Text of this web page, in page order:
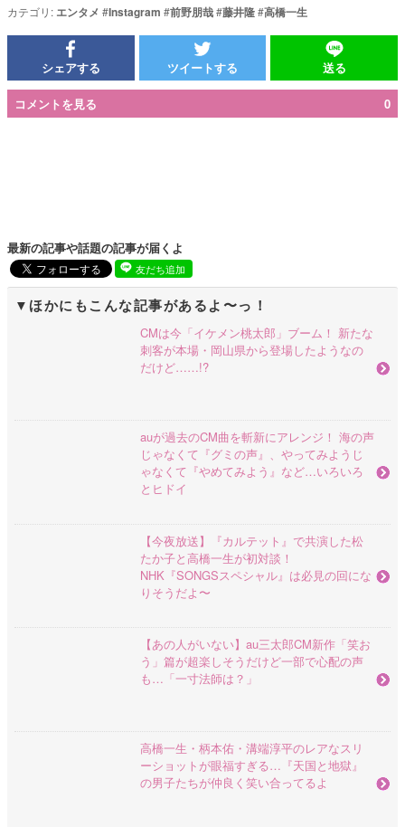
カテゴリ: エンタメ #Instagram #前野朋哉#藤井隆#高橋一生
シェアする ツイートする 送る
コメントを見る 0
最新の記事や話題の記事が届くよ
友だち追加
ほかにもこんな記事があるよ〜っ！
CMは今「イケメン桃太郎」ブーム！ 新たな
刺客が本場・岡山県から登場したようなの
だけど……!?
auが過去のCM曲を斬新にアレンジ！ 海の声
じゃなくて『グミの声』、やってみようじ
ゃなくて『やめてみよう』など…いろいろ
とヒドイ
【今夜放送】『カルテット』で共演した松
たか子と高橋一生が初対談！
NHK『SONGSスペシャル』は必見の回にな
りそうだよ〜
【あの人がいない】au三太郎CM新作「笑お
う」篇が超楽しそうだけど一部で心配の声
も…「一寸法師は？」
高橋一生・柄本佑・溝端淳平のレアなスリ
ーショットが眼福すぎる…『天国と地獄』
の男子たちが仲良く笑い合ってるよ